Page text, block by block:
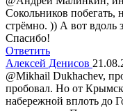
Сокольников побегать,
стрёмно. )) А вот вдоль
Спасибо!
Ответить
Алексей Денисов
@Mikhail Dukhachev,
пробовал. Но от
набережной вплоть до